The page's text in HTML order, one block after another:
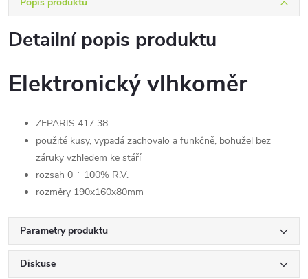
Detailní popis produktu
Elektronický vlhkoměr
ZEPARIS 417 38
použité kusy, vypadá zachovalo a funkčně, bohužel bez
záruky vzhledem ke stáří
rozsah 0 ÷ 100% R.V.
rozměry 190x160x80mm
Parametry produktu
Diskuse